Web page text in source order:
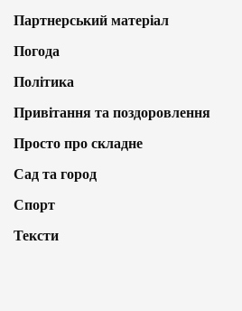
Партнерський матеріал
Погода
Політика
Привітання та поздоровлення
Просто про складне
Сад та город
Спорт
Тексти